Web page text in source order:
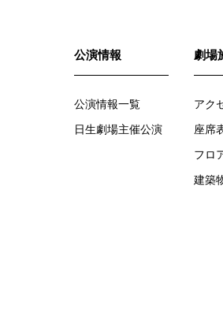
公演情報
公演情報一覧
日生劇場主催公演
劇場
アク
座席
フロ
建築